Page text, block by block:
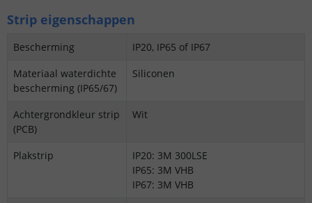
Strip eigenschappen
Bescherming
IP20, IP65 of IP67
Materiaal waterdichte
bescherming (IP65/67)
Siliconen
Achtergrondkleur strip
(PCB)
Wit
Plakstrip
IP20: 3M 300LSE
IP65: 3M VHB
IP67: 3M VHB